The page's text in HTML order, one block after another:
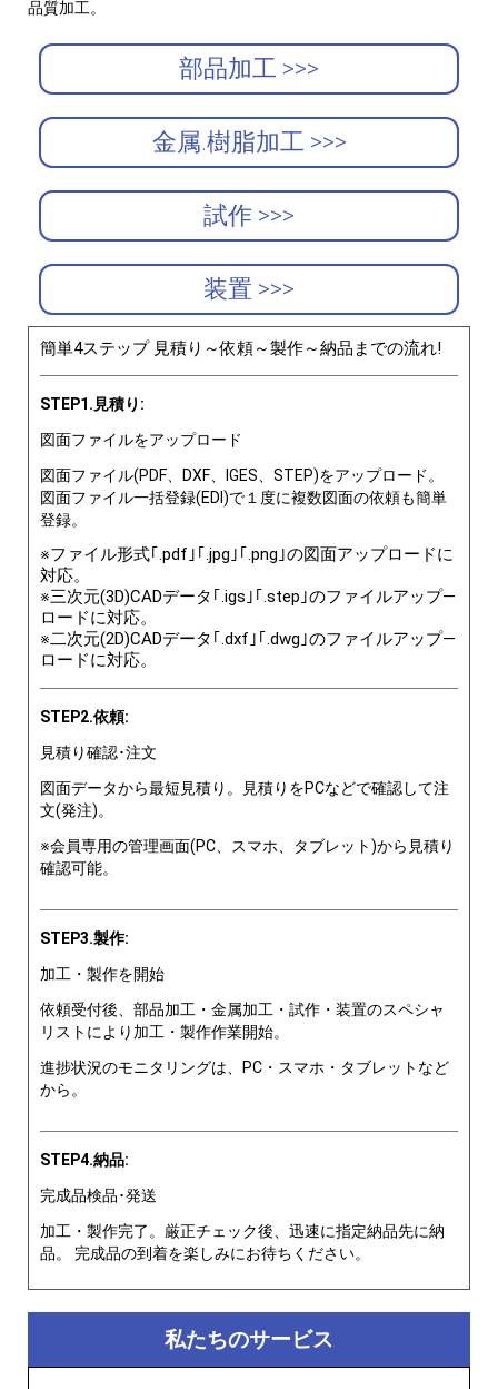
品質加工。
部品加工 >>>
金属.樹脂加工 >>>
試作 >>>
装置 >>>
簡単4ステップ 見積り～依頼～製作～納品までの流れ!
STEP1.見積り:
図面ファイルをアップロード
図面ファイル(PDF、DXF、IGES、STEP)をアップロード。
図面ファイル一括登録(EDI)で１度に複数図面の依頼も簡単
登録。
※ファイル形式｢.pdf｣｢.jpg｣｢.png｣の図面アップロードに
対応。
※三次元(3D)CADデータ｢.igs｣｢.step｣のファイルアップ―
ロードに対応。
※二次元(2D)CADデータ｢.dxf｣｢.dwg｣のファイルアップ―
ロードに対応。
STEP2.依頼:
見積り確認･注文
図面データから最短見積り。見積りをPCなどで確認して注
文(発注)。
※会員専用の管理画面(PC、スマホ、タブレット)から見積り
確認可能。
STEP3.製作:
加工・製作を開始
依頼受付後、部品加工・金属加工・試作・装置のスペシャ
リストにより加工・製作作業開始。
進捗状況のモニタリングは、PC・スマホ・タブレットなど
から。
STEP4.納品:
完成品検品･発送
加工・製作完了。厳正チェック後、迅速に指定納品先に納
品。 完成品の到着を楽しみにお待ちください。
私たちのサービス